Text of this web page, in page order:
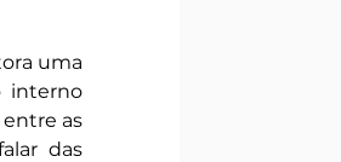
uma
interno
as
das